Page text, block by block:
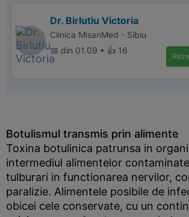
Dr. Birlutiu Victoria
Clinica MisanMed - Sibiu
📅 din 01.09 • 👍 16
Botulismul transmis prin alimente
Toxina botulinica patrunsa in
intermediul alimentelor
tulburari in functionarea nervilor,
paralizie. Alimentele posibile de
obicei cele conservate, cu un